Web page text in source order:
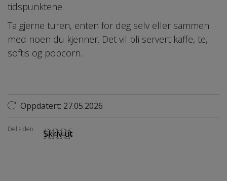
tidspunktene.
Ta gjerne turen, enten for deg selv eller sammen
med noen du kjenner. Det vil bli servert kaffe, te,
softis og popcorn.
Oppdatert: 27.05.2026
Del siden Skriv ut